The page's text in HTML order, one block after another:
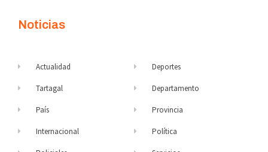
Noticias
Actualidad
Tartagal
País
Internacional
Deportes
Departamento
Provincia
Política